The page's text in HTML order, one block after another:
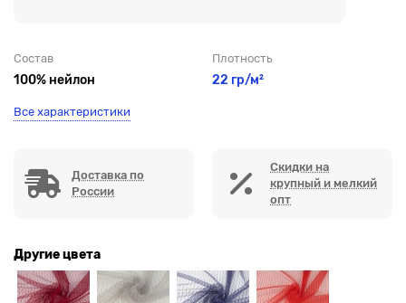
Состав
100% нейлон
Плотность
22 гр/м²
Все характеристики
Доставка по
России
Скидки на
крупный и мелкий
опт
Другие цвета